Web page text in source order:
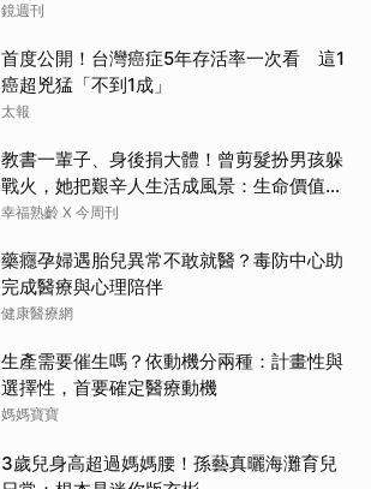
鏡週刊
首度公開！台灣癌症5年存活率一次看 這1
癌超兇猛「不到1成」
太報
教書一輩子、身後捐大體！曾剪髮扮男孩躲
戰火，她把艱辛人生活成風景：生命價值在
於成為祝福
幸福熟齡 X 今周刊
藥癮孕婦遇胎兒異常不敢就醫？毒防中心助
完成醫療與心理陪伴
健康醫療網
生產需要催生嗎？依動機分兩種：計畫性與
選擇性，首要確定醫療動機
媽媽寶寶
3歲兒身高超過媽媽腰！孫藝真曬海灘育兒